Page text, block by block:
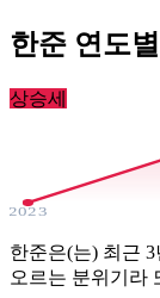
한준 연도
상승세
2023
한준은(는) 최근
오르는 분위기라